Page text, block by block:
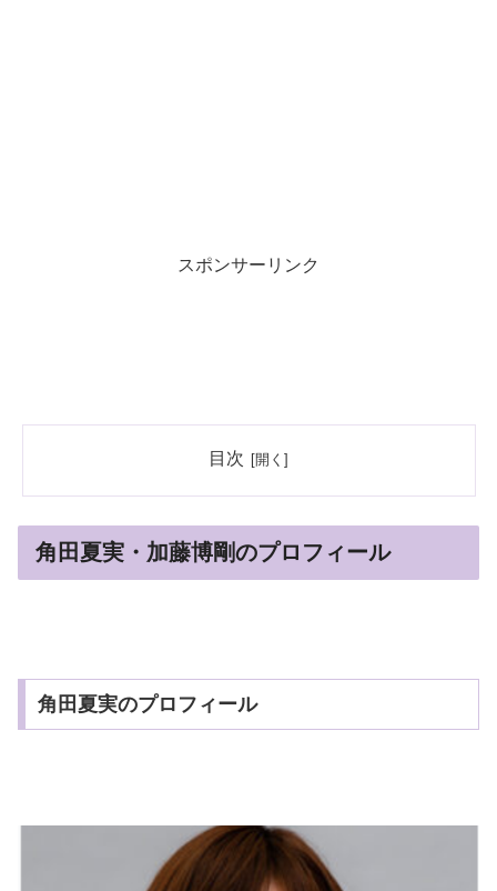
スポンサーリンク
目次
角田夏実・加藤博剛のプロフィール
角田夏実のプロフィール